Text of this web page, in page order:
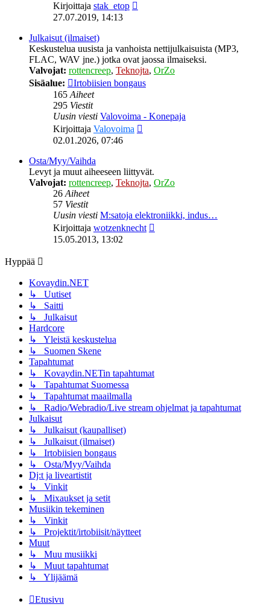
Kirjoittaja stak_etop
27.07.2019, 14:13
Julkaisut (ilmaiset)
Keskustelua uusista ja vanhoista nettijulkaisuista (MP3,
FLAC, WAV jne.) jotka ovat jaossa ilmaiseksi.
Valvojat: rottencreep, Teknojta, OrZo
Sisäalue:
Irtobiisien bongaus
165 Aiheet
295 Viestit
Uusin viesti Valovoima - Konepaja
Kirjoittaja Valovoima
02.01.2026, 07:46
Osta/Myy/Vaihda
Levyt ja muut aiheeseen liittyvät.
Valvojat: rottencreep, Teknojta, OrZo
26 Aiheet
57 Viestit
Uusin viesti M:satoja elektroniikki, indus…
Kirjoittaja wotzenknecht
15.05.2013, 13:02
Hyppää
Kovaydin.NET
↳ Uutiset
↳ Saitti
↳ Julkaisut
Hardcore
↳ Yleistä keskustelua
↳ Suomen Skene
Tapahtumat
↳ Kovaydin.NETin tapahtumat
↳ Tapahtumat Suomessa
↳ Tapahtumat maailmalla
↳ Radio/Webradio/Live stream ohjelmat ja tapahtumat
Julkaisut
↳ Julkaisut (kaupalliset)
↳ Julkaisut (ilmaiset)
↳ Irtobiisien bongaus
↳ Osta/Myy/Vaihda
Dj:t ja liveartistit
↳ Vinkit
↳ Mixaukset ja setit
Musiikin tekeminen
↳ Vinkit
↳ Projektit/irtobiisit/näytteet
Muut
↳ Muu musiikki
↳ Muut tapahtumat
↳ Ylijäämä
Etusivu